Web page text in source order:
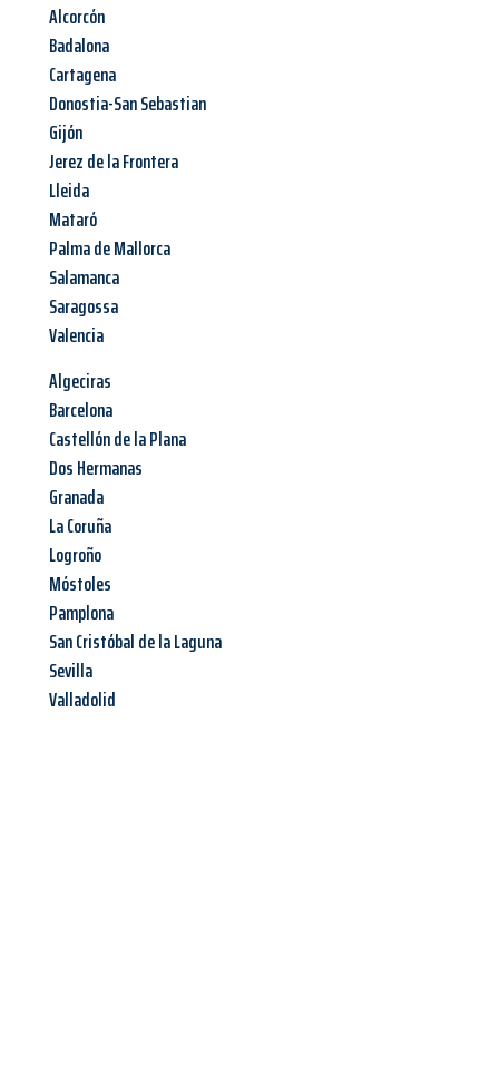
Alcorcón
Badalona
Cartagena
Donostia-San Sebastian
Gijón
Jerez de la Frontera
Lleida
Mataró
Palma de Mallorca
Salamanca
Saragossa
Valencia
Algeciras
Barcelona
Castellón de la Plana
Dos Hermanas
Granada
La Coruña
Logroño
Móstoles
Pamplona
San Cristóbal de la Laguna
Sevilla
Valladolid